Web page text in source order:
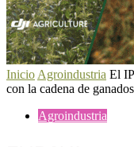
Inicio Agroindustria El
con la cadena de
Agroindustria